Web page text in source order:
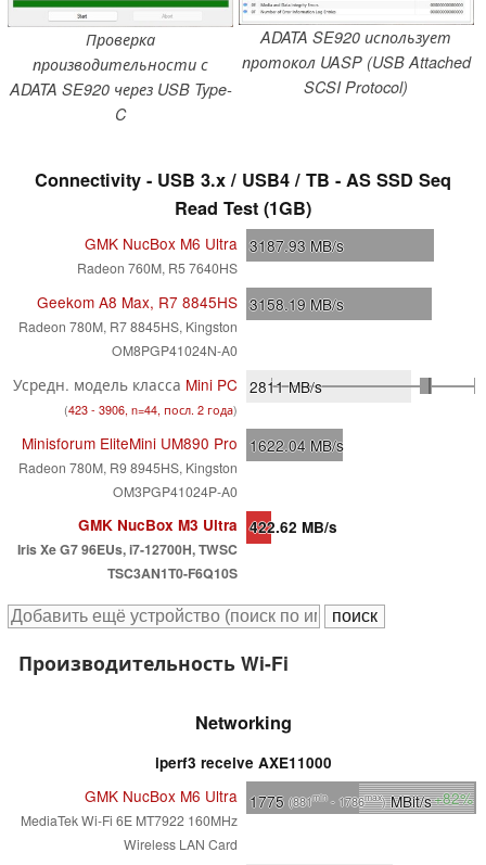
Проверка
производительности с
ADATA SE920 через USB Type-
C
ADATA SE920 использует
протокол UASP (USB Attached
SCSI Protocol)
Connectivity - USB 3.x / USB4 / TB - AS SSD Seq
Read Test (1GB)
GMK NucBox M6 Ultra
Radeon 760M, R5 7640HS
3187.93 MB/s
Geekom A8 Max, R7 8845HS
Radeon 780M, R7 8845HS, Kingston
OM8PGP41024N-A0
3158.19 MB/s
Усредн. модель класса Mini PC
(423 - 3906, n=44, посл. 2 года)
2811MB/s
Minisforum EliteMini UM890 Pro
Radeon 780M, R9 8945HS, Kingston
OM3PGP41024P-A0
1622.04 MB/s
GMK NucBox M3 Ultra
Iris Xe G7 96EUs, i7-12700H, TWSC
TSC3AN1T0-F6Q10S
422.62 MB/s
Производительность Wi-Fi
Networking
iperf3 receive AXE11000
GMK NucBox M6 Ultra
MediaTek Wi-Fi 6E MT7922 160MHz
Wireless LAN Card
1775 (881min- 1786max)MBit/s+82%